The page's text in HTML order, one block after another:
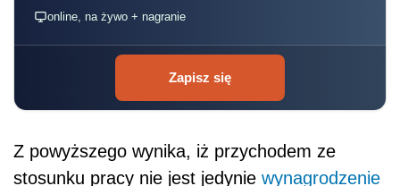
online, na żywo + nagranie
Zapisz się
Z powyższego wynika, iż przychodem ze
stosunku pracy nie jest jedynie wynagrodzenie